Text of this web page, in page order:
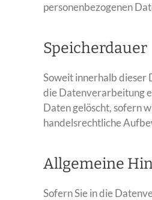
personenbezogenen
Speicherdauer
Soweit innerhalb dieser
die Datenverarbeitung
Daten gelöscht, sofern
handelsrechtliche
Allgemeine
Sofern Sie in die